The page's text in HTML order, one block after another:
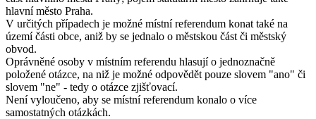
hlavní město Praha.
V určitých případech je možné místní referendum konat také na
území části obce, aniž by se jednalo o městskou část či městský
obvod.
Oprávněné osoby v místním referendu hlasují o jednoznačně
položené otázce, na niž je možné odpovědět pouze slovem "ano" či
slovem "ne" - tedy o otázce zjišťovací.
Není vyloučeno, aby se místní referendum konalo o více
samostatných otázkách.